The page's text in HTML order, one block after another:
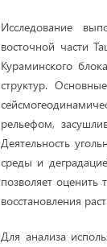
Исследование
восточной части
Кураминского
структур.
рельефом,
Деятельность
среды и
позволяет оценить
восстановления
Для анализа